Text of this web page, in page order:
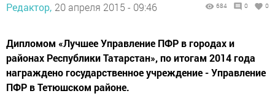
Редактор, 20 апреля 2015 - 09:46 684 0 0
Дипломом «Лучшее Управление ПФР в городах и
районах Республики Татарстан», по итогам 2014 года
награждено государственное учреждение - Управление
ПФР в Тетюшском районе.